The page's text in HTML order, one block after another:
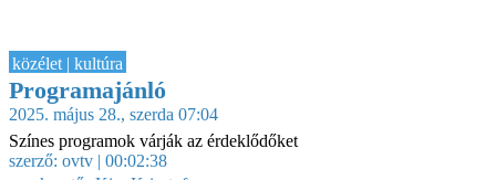
közélet | kultúra
Programajánló
2025. május 28., szerda 07:04
Színes programok várják az érdeklődőket
szerző: ovtv | 00:02:38